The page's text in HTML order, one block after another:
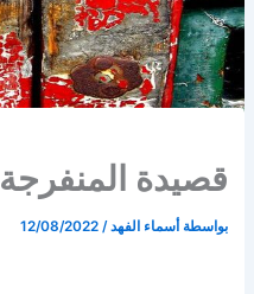
قصيدة المنفرجة
بواسطة أسماء الفهد/
12/08/2022